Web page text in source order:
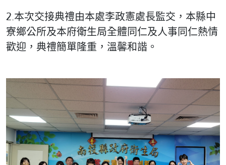
2.本次交接典禮由本處李政憲處長監交，本縣中
寮鄉公所及本府衛生局全體同仁及人事同仁熱情
歡迎，典禮簡單隆重，溫馨和諧。